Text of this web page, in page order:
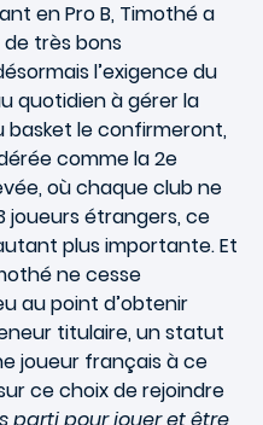
en Pro B, Timothé a
très bons
l’exigence du
quotidien à gérer la
basket le confirmeront,
comme la 2e
où chaque club ne
joueurs étrangers, ce
plus importante. Et
ne cesse
au point d’obtenir
titulaire, un statut
joueur français à ce
ce choix de rejoindre